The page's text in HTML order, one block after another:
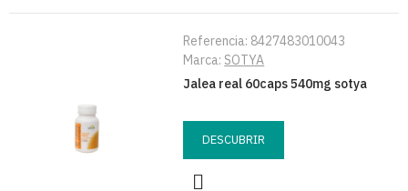
Referencia: 8427483010043
Marca: SOTYA
Jalea real 60caps 540mg sotya
DESCUBRIR